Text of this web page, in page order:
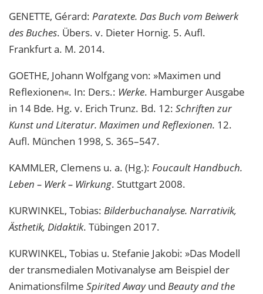
GENETTE, Gérard: Paratexte. Das Buch vom Beiwerk
des Buches. Übers. v. Dieter Hornig. 5. Aufl.
Frankfurt a. M. 2014.
GOETHE, Johann Wolfgang von: »Maximen und
Reflexionen«. In: Ders.: Werke. Hamburger Ausgabe
in 14 Bde. Hg. v. Erich Trunz. Bd. 12: Schriften zur
Kunst und Literatur. Maximen und Reflexionen. 12.
Aufl. München 1998, S. 365–547.
KAMMLER, Clemens u. a. (Hg.): Foucault Handbuch.
Leben – Werk – Wirkung. Stuttgart 2008.
KURWINKEL, Tobias: Bilderbuchanalyse. Narrativik,
Ästhetik, Didaktik. Tübingen 2017.
KURWINKEL, Tobias u. Stefanie Jakobi: »Das Modell
der transmedialen Motivanalyse am Beispiel der
Animationsfilme Spirited Awayund Beauty and the